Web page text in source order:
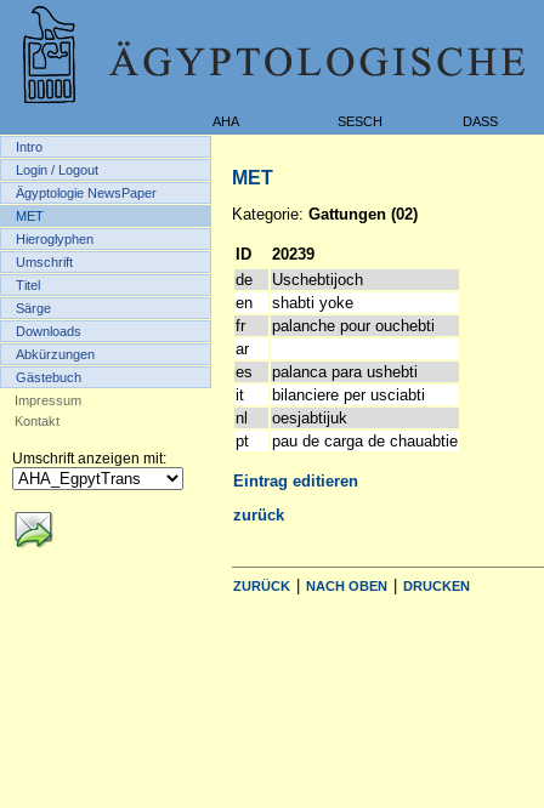
AHA SESCH
DASS
Intro
Login / Logout
Ägyptologie NewsPaper
MET
Hieroglyphen
Umschrift
Titel
Särge
Downloads
Abkürzungen
Gästebuch
Impressum
Kontakt
Umschrift anzeigen mit:
MET
Kategorie: Gattungen (02)
ID
20239
de
Uschebtijoch
en
shabti yoke
fr
palanche pour ouchebti
ar
es
palanca para ushebti
it
bilanciere per usciabti
nl
oesjabtijuk
pt
pau de carga de chauabtie
Eintrag editieren
zurück
ZURÜCK | NACH OBEN | DRUCKEN